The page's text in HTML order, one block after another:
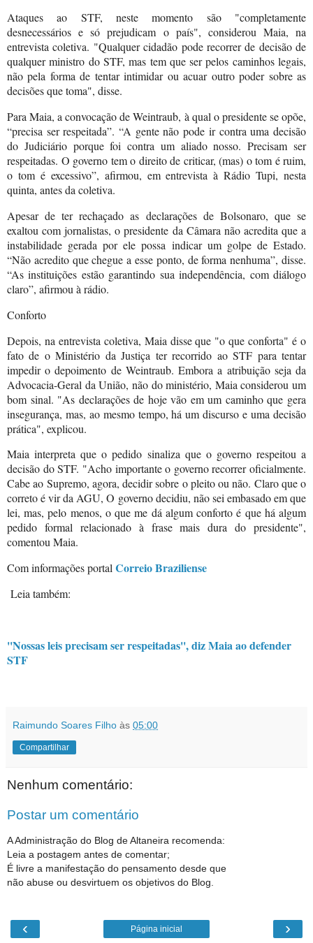
Ataques ao STF, neste momento são "completamente
desnecessários e só prejudicam o país", considerou Maia, na
entrevista coletiva. "Qualquer cidadão pode recorrer de decisão de
qualquer ministro do STF, mas tem que ser pelos caminhos legais,
não pela forma de tentar intimidar ou acuar outro poder sobre as
decisões que toma", disse.
Para Maia, a convocação de Weintraub, à qual o presidente se opõe,
“precisa ser respeitada”. “A gente não pode ir contra uma decisão
do Judiciário porque foi contra um aliado nosso. Precisam ser
respeitadas. O governo tem o direito de criticar, (mas) o tom é ruim,
o tom é excessivo”, afirmou, em entrevista à Rádio Tupi, nesta
quinta, antes da coletiva.
Apesar de ter rechaçado as declarações de Bolsonaro, que se
exaltou com jornalistas, o presidente da Câmara não acredita que a
instabilidade gerada por ele possa indicar um golpe de Estado.
“Não acredito que chegue a esse ponto, de forma nenhuma”, disse.
“As instituições estão garantindo sua independência, com diálogo
claro”, afirmou à rádio.
Conforto
Depois, na entrevista coletiva, Maia disse que "o que conforta" é o
fato de o Ministério da Justiça ter recorrido ao STF para tentar
impedir o depoimento de Weintraub. Embora a atribuição seja da
Advocacia-Geral da União, não do ministério, Maia considerou um
bom sinal. "As declarações de hoje vão em um caminho que gera
insegurança, mas, ao mesmo tempo, há um discurso e uma decisão
prática", explicou.
Maia interpreta que o pedido sinaliza que o governo respeitou a
decisão do STF. "Acho importante o governo recorrer oficialmente.
Cabe ao Supremo, agora, decidir sobre o pleito ou não. Claro que o
correto é vir da AGU, O governo decidiu, não sei embasado em que
lei, mas, pelo menos, o que me dá algum conforto é que há algum
pedido formal relacionado à frase mais dura do presidente",
comentou Maia.
Com informações portalCorreio Braziliense
Leia também:
''Nossas leis precisam ser respeitadas'', diz Maia ao defender
STF
Raimundo Soares Filho às 05:00
Compartilhar
Nenhum comentário:
Postar um comentário
A Administração do Blog de Altaneira recomenda:
Leia a postagem antes de comentar;
É livre a manifestação do pensamento desde que
não abuse ou desvirtuem os objetivos do Blog.
‹ ›
Página inicial